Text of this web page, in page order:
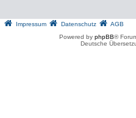
Impressum Datenschutz
AGB
Powered by phpBB®
Deutsche